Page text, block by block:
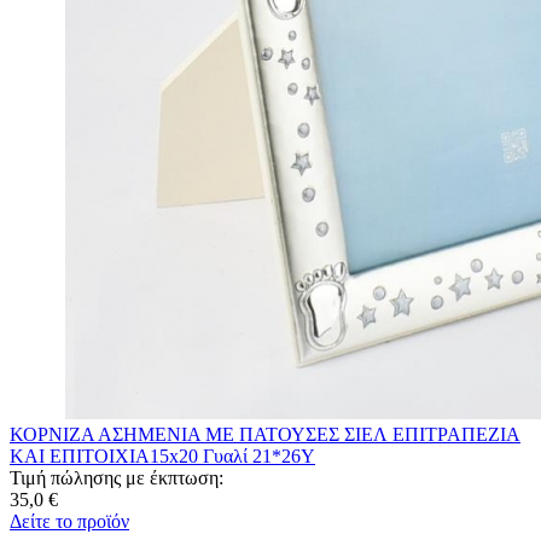
ΚΟΡΝΙΖΑ ΑΣΗΜΕΝΙΑ ΜΕ ΠΑΤΟΥΣΕΣ ΣΙΕΛ ΕΠΙΤΡΑΠΕΖΙΑ
ΚΑΙ ΕΠΙΤΟΙΧΙΑ15x20 Γυαλί 21*26Υ
Τιμή πώλησης με έκπτωση:
35,0 €
Δείτε το προϊόν